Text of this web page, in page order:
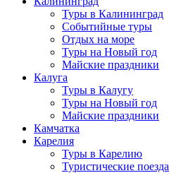
Туры в Калининград
Событийные туры
Отдых на море
Туры на Новый год
Майские праздники
Калуга
Туры в Калугу
Туры на Новый год
Майские праздники
Камчатка
Карелия
Туры в Карелию
Туристические поезда